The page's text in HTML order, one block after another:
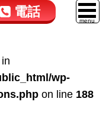
電話
5264-4432
～18:00
5264-4433
～18:00
wp-
on line 188